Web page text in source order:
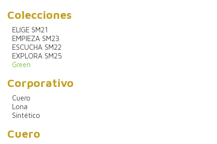
Colecciones
ELIGE SM21
EMPIEZA SM23
ESCUCHA SM22
EXPLORA SM25
Green
Corporativo
Cuero
Lona
Sintético
Cuero